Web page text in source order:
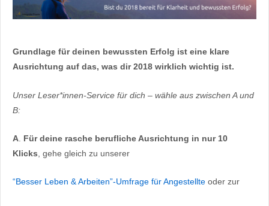
Grundlage für deinen bewussten Erfolg ist eine klare
Ausrichtung auf das, was dir 2018 wirklich wichtig ist.
Unser Leser*innen-Service für dich – wähle aus zwischen A und
B:
A Für deine rasche berufliche Ausrichtung in nur 10
Klicks , gehe gleich zu unserer
“Besser Leben & Arbeiten”-Umfrage für Angestellte oder zur